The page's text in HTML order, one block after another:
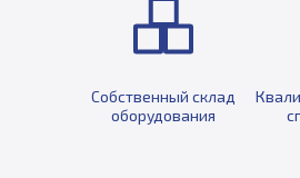
Собственный склад
оборудования